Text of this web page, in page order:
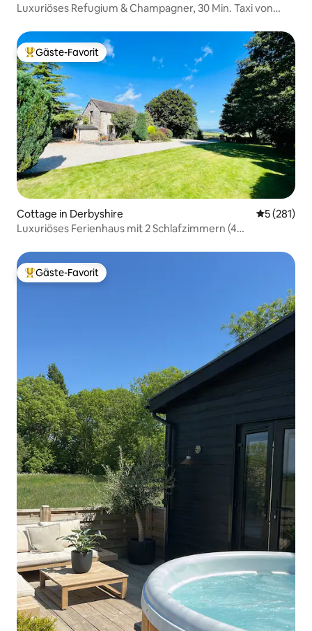
Luxuriöses Refugium & Champagner, 30 Min. Taxi von
Beliebter Gäste-Favorit.
Gäste-Favorit
Cottage in Derbyshire
5 (281)
Luxuriöses Ferienhaus mit 2 Schlafzimmern (4
Beliebter Gäste-Favorit.
Gäste-Favorit